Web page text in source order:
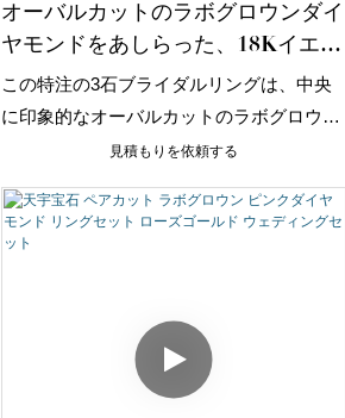
オーバルカットのラボグロウンダイ
ヤモンドをあしらった、18Kイエロ
ーゴールド製のスリーストーンブラ
イダルリング（ペアシェイプのサイ
ドストーン付き）
この特注の3石ブライダルリングは、中央
に印象的なオーバルカットのラボグロウン
ダイヤモンドを配し、両脇をペアシェイプ
超越した個性的なシルエットが特徴です。
輝く18Kイエローゴールドにセットされた
DEFカラーダイヤモンドの輝きを美しく引
き立てる温かみのあるゴールドトーンが魅
力です。細長いオーバルカットのセンター
見積もりを依頼する